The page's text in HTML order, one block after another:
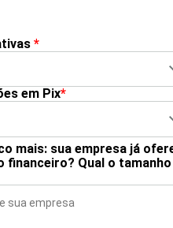
*
em Pix*
mais: sua empresa já
financeiro? Qual o